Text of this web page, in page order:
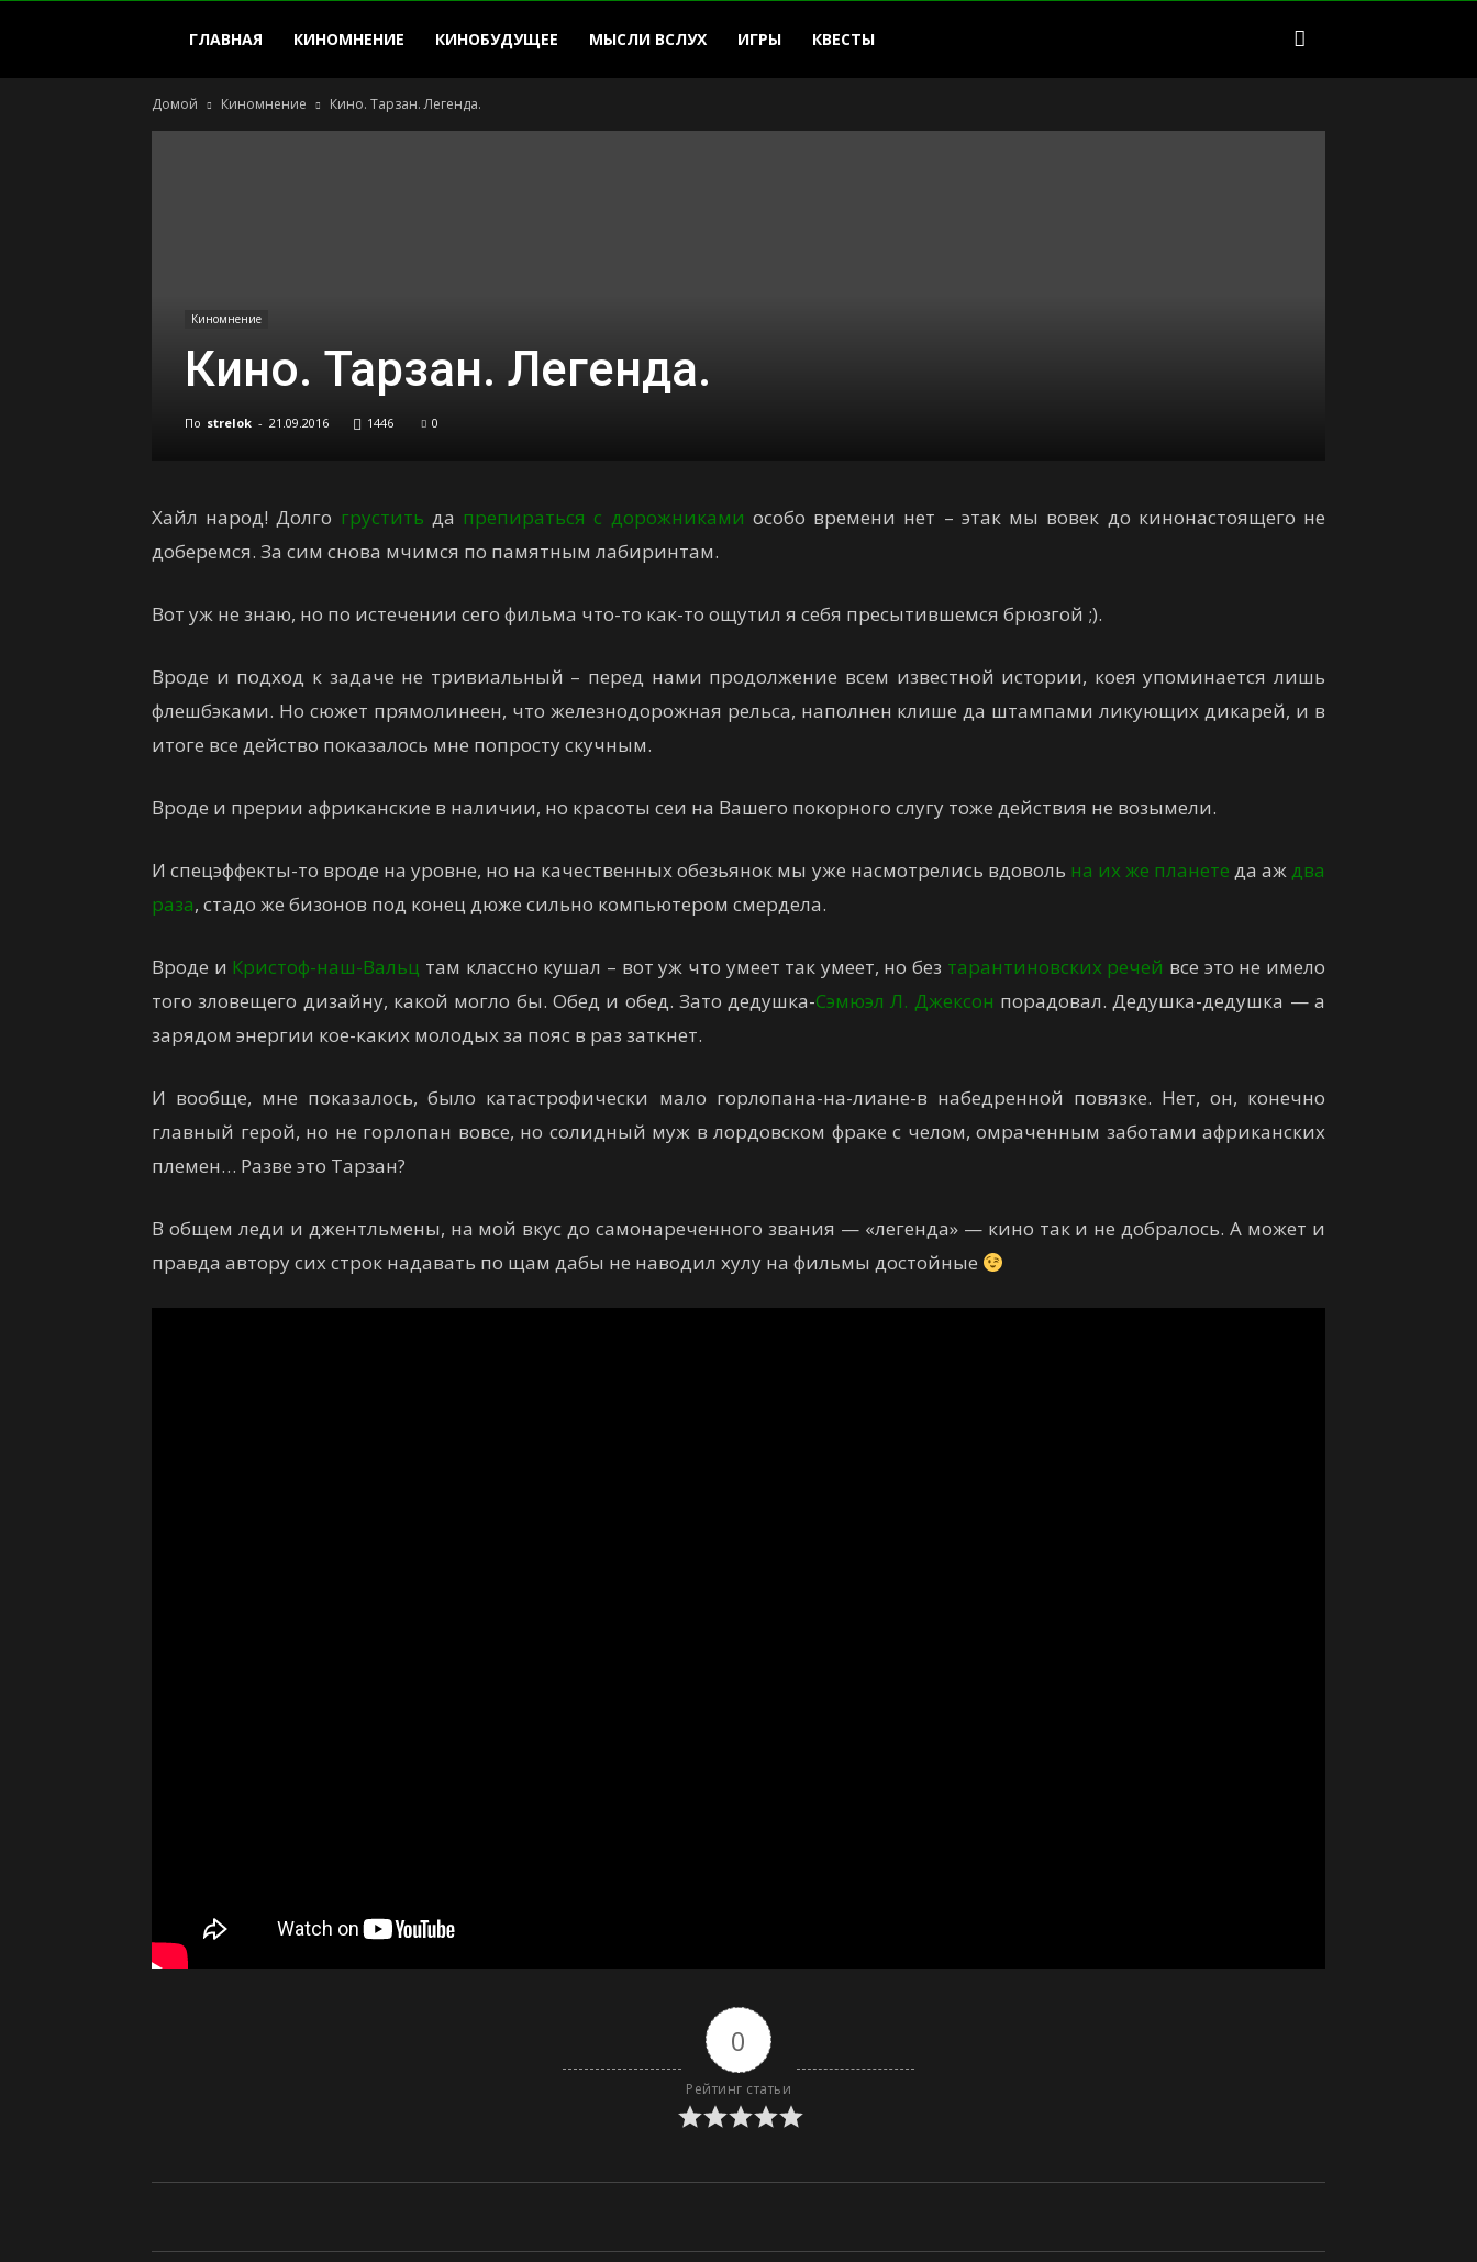
strelok
ГЛАВНАЯ КИНОМНЕНИЕ КИНОБУДУЩЕЕ МЫСЛИ ВСЛУХ ИГРЫ КВЕСТЫ
Домой Киномнение Кино. Тарзан. Легенда.
Киномнение
Кино. Тарзан. Легенда.
По strelok - 21.09.2016 1446 0
Хайл народ! Долго грустить да препираться с дорожниками особо времени нет – этак мы вовек до кинонастоящего не
доберемся. За сим снова мчимся по памятным лабиринтам.
Вот уж не знаю, но по истечении сего фильма что-то как-то ощутил я себя пресытившемся брюзгой ;).
Вроде и подход к задаче не тривиальный – перед нами продолжение всем известной истории, коея упоминается лишь
флешбэками. Но сюжет прямолинеен, что железнодорожная рельса, наполнен клише да штампами ликующих дикарей, и в
итоге все действо показалось мне попросту скучным.
Вроде и прерии африканские в наличии, но красоты сеи на Вашего покорного слугу тоже действия не возымели.
И спецэффекты-то вроде на уровне, но на качественных обезьянок мы уже насмотрелись вдоволь на их же планете да аждва
раза, стадо же бизонов под конец дюже сильно компьютером смердела.
Вроде и Кристоф-наш-Вальц там классно кушал – вот уж что умеет так умеет, но без тарантиновских речей все это не имело
того зловещего дизайну, какой могло бы. Обед и обед. Зато дедушка-Сэмюэл Л. Джексон порадовал. Дедушка-дедушка — а
зарядом энергии кое-каких молодых за пояс в раз заткнет.
И вообще, мне показалось, было катастрофически мало горлопана-на-лиане-в набедренной повязке. Нет, он, конечно
главный герой, но не горлопан вовсе, но солидный муж в лордовском фраке с челом, омраченным заботами африканских
племен… Разве это Тарзан?
В общем леди и джентльмены, на мой вкус до самонареченного звания — «легенда» — кино так и не добралось. А может и
правда автору сих строк надавать по щам дабы не наводил хулу на фильмы достойные
0
Рейтинг статьи